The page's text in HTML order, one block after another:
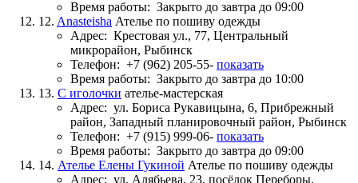
Время работы: Закрыто до завтра до 09:00
12. Anasteisha Ателье по пошиву одежды
Адрес: Крестовая ул., 77, Центральный
микрорайон, Рыбинск
Телефон: +7 (962) 205-55- показать
Время работы: Закрыто до завтра до 10:00
13. С иголочки ателье-мастерская
Адрес: ул. Бориса Рукавицына, 6, Прибрежный
район, Западный планировочный район, Рыбинск
Телефон: +7 (915) 999-06- показать
Время работы: Закрыто до завтра до 09:00
14. Ателье Елены Гукиной Ателье по пошиву одежды
Адрес: ул. Алябьева, 23, посёлок Переборы,